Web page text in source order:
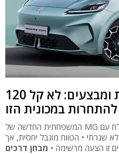
120 אלף שקל לפני הנחות ומבצעים: לא קל
להתחרות במכונית הזו
המשפחתית החדשה של MG מצליחה להציב רף חדש של תמורה בפלח עם
לא שגרתי • הטווח מוגבל יחסית, אך
זו הצעה מרשימה • מבחן דרכים